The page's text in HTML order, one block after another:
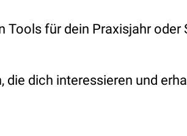
Tools für dein Praxisjahr oder
die dich interessieren und